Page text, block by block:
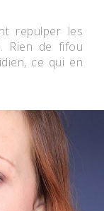
repulper les
Rien de fifou
ce qui en